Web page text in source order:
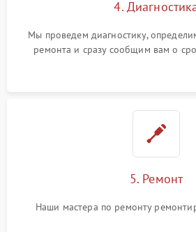
4.
Мы проведем диагностику,
ремонта и сразу сообщим вам о
5. Ремонт
Наши мастера по ремонту